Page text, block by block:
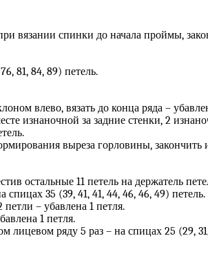
вязании спинки до начала проймы,
81, 84, 89) петель.
влево, вязать до конца ряда –
изнаночной за задние стенки, 2
выреза горловины,
остальные 11 петель на держатель
спицах 35 (39, 41, 41, 44, 46, 46, 49) петель.
петли – убавлена 1 петля.
1 петля.
ряду 5 раз – на спицах 25 (29, 31,